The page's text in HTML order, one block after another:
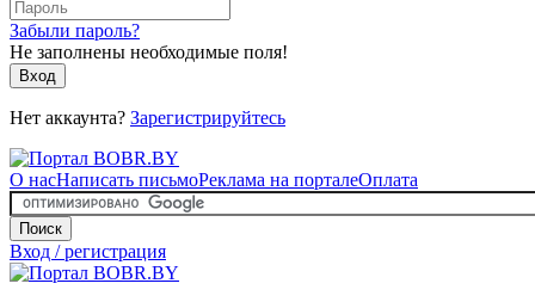
Забыли пароль?
Не заполнены необходимые поля!
Вход
Нет аккаунта? Зарегистрируйтесь
О насНаписать письмоРеклама на порталеОплата
Поиск
Вход / регистрация